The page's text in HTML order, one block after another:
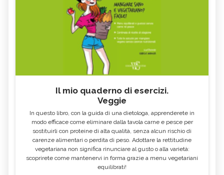
Il mio quaderno di esercizi.
Veggie
In questo libro, con la guida di una dietologa, apprenderete in
modo efficace come eliminare dalla tavola carne e pesce per
sostituirli con proteine di alta qualità, senza alcun rischio di
carenze alimentari o perdita di peso. Adottare la rettitudine
vegetariana non significa rinunciare al gusto o alla varietà:
scoprirete come mantenervi in forma grazie a menu vegetariani
equilibrati!